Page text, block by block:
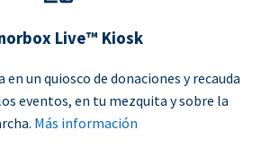
Live™ Kiosk
un quiosco de donaciones y recauda
eventos, en tu mezquita y sobre la
Más información